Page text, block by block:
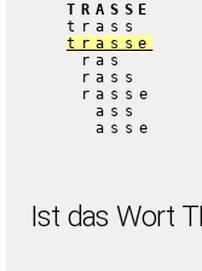
TRASSE
trass
trasse
ras
rass
rasse
ass
asse
Ist das Wort